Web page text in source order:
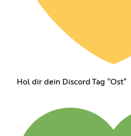
Hol dir dein Discord Tag "Ost"